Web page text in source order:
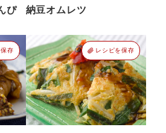
ぴ
納豆オムレツ
存 レシピを保存